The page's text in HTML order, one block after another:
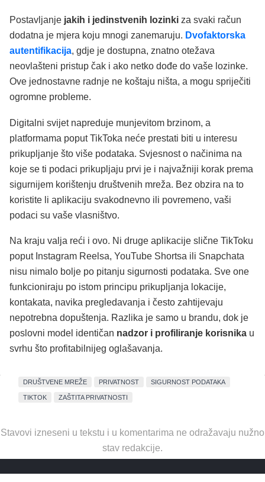
Postavljanje jakih i jedinstvenih lozinki za svaki račun
dodatna je mjera koju mnogi zanemaruju. Dvofaktorska
autentifikacija, gdje je dostupna, znatno otežava
neovlašteni pristup čak i ako netko dođe do vaše lozinke.
Ove jednostavne radnje ne koštaju ništa, a mogu spriječiti
ogromne probleme.
Digitalni svijet napreduje munjevitom brzinom, a
platformama poput TikToka neće prestati biti u interesu
prikupljanje što više podataka. Svjesnost o načinima na
koje se ti podaci prikupljaju prvi je i najvažniji korak prema
sigurnijem korištenju društvenih mreža. Bez obzira na to
koristite li aplikaciju svakodnevno ili povremeno, vaši
podaci su vaše vlasništvo.
Na kraju valja reći i ovo. Ni druge aplikacije slične TikToku
poput Instagram Reelsa, YouTube Shortsa ili Snapchata
nisu nimalo bolje po pitanju sigurnosti podataka. Sve one
funkcioniraju po istom principu prikupljanja lokacije,
kontakata, navika pregledavanja i često zahtijevaju
nepotrebna dopuštenja. Razlika je samo u brandu, dok je
poslovni model identičan nadzor i profiliranje korisnika u
svrhu što profitabilnijeg oglašavanja.
DRUŠTVENE MREŽE PRIVATNOST SIGURNOST PODATAKA
TIKTOK ZAŠTITA PRIVATNOSTI
Stavovi izneseni u tekstu i u komentarima ne odražavaju nužno
stav redakcije.